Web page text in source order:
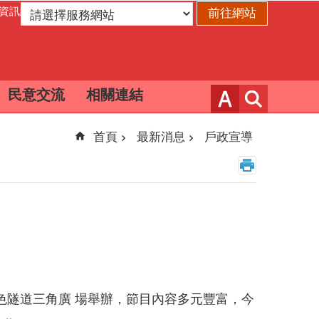
訊網
民意交流 相關連結
首頁 最新消息 戶政宣導
道三角廣 場舉辦，節目內容多元豐富，今